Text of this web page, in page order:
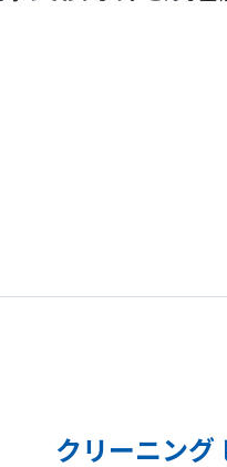
クリーニング